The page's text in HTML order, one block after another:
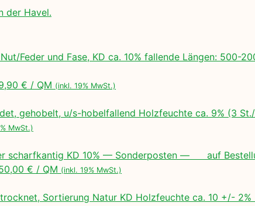
der Havel.
Feder und Fase, KD ca. 10% fallende Längen:
€ / QM (inkl. 19% MwSt.)
gehobelt, u/s-hobelfallend Holzfeuchte ca. 9% (3
MwSt.)
scharfkantig KD 10% — Sonderposten — auf
€ / QM (inkl. 19% MwSt.)
Sortierung Natur KD Holzfeuchte ca. 10 +/-